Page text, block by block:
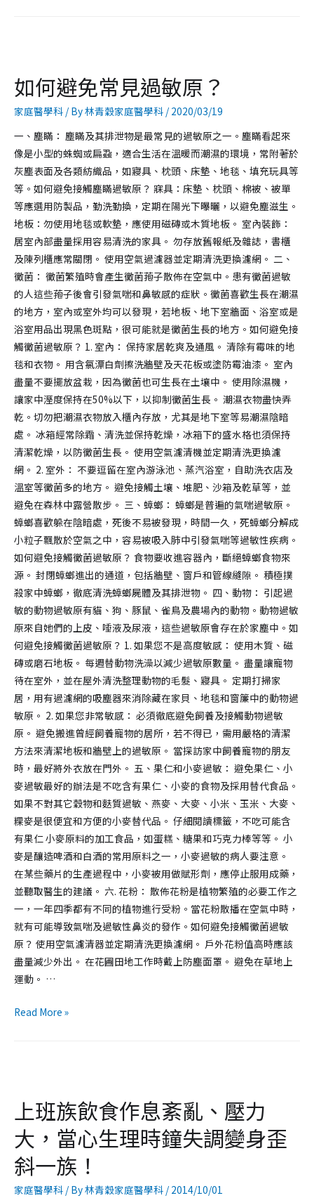
如何避免常見過敏原？
家庭醫學科 / By林青穀家庭醫學科 / 2020/03/19
一、塵瞞： 塵瞞及其排泄物是最常見的過敏原之一。塵瞞看起來
像是小型的蛛蜘或扁蝨，適合生活在溫暖而潮濕的環境，常附著於
灰塵表面及各類紡織品，如寢具、枕頭、床墊、地毯、填充玩具等
等。如何避免接觸塵瞞過敏原？ 寐具：床墊、枕頭、棉被、被單
等應選用防製品，勤洗勤換，定期在陽光下曝曬，以避免塵滋生。
地板：勿使用地毯或軟墊，應使用磁磚或木質地板。 室內裝飾：
居室內部盡量採用容易清洗的家具。 勿存放舊報紙及雜誌，書櫃
及陳列櫃應常關閉。 使用空氣過濾器並定期清洗更換濾網。 二、
黴菌： 黴菌繁殖時會產生黴菌菢子散佈在空氣中。患有黴菌過敏
的人這些菢子後會引發氣喘和鼻敏感的症狀。黴菌喜歡生長在潮濕
的地方，室內或室外均可以發現，若地板、地下室牆面、浴室或是
浴室用品出現黑色斑點，很可能就是黴菌生長的地方。如何避免接
觸黴菌過敏原？ 1. 室內： 保持家居乾爽及通風。 清除有霉味的地
毯和衣物。 用含氯漂白劑擦洗牆壁及天花板或塗防霉油漆。 室內
盡量不要擺放盆栽，因為黴菌也可生長在土壤中。 使用除濕機，
讓家中溼度保持在50%以下，以抑制黴菌生長。 潮濕衣物盡快弄
乾。切勿把潮濕衣物放入櫃內存放，尤其是地下室等易潮濕陰暗
處。 冰箱經常除霜、清洗並保持乾燥，冰箱下的盛水格也須保持
清潔乾燥，以防黴菌生長。 使用空氣濾清機並定期清洗更換濾
網。 2. 室外： 不要逗留在室內游泳池、蒸汽浴室，自助洗衣店及
溫室等黴菌多的地方。 避免接觸土壤、堆肥、沙箱及乾草等，並
避免在森林中露營散步。 三、蟑螂： 蟑螂是普遍的氣喘過敏原。
蟑螂喜歡躲在陰暗處，死後不易被發現，時間一久，死蟑螂分解成
小粒子飄散於空氣之中，容易被吸入肺中引發氣喘等過敏性疾病。
如何避免接觸黴菌過敏原？ 食物要收進容器內，斷絕蟑螂食物來
源。 封閉蟑螂進出的通道，包括牆壁、窗戶和管線縫隙。 積極撲
殺家中蟑螂，徹底清洗蟑螂屍體及其排泄物。 四、動物： 引起過
敏的動物過敏原有貓、狗、豚鼠、雀鳥及農場內的動物。動物過敏
原來自她們的上皮、唾液及尿液，這些過敏原會存在於家塵中。如
何避免接觸黴菌過敏原？ 1. 如果您不是高度敏感： 使用木質、磁
磚或磨石地板。 每週替動物洗澡以減少過敏原數量。 盡量讓寵物
待在室外，並在屋外清洗整理動物的毛髮、寢具。 定期打掃家
居，用有過濾網的吸塵器來消除藏在家貝、地毯和窗簾中的動物過
敏原。 2. 如果您非常敏感： 必須徹底避免飼養及接觸動物過敏
原。 避免搬進曾經飼養寵物的居所，若不得已，需用嚴格的清潔
方法來清潔地板和牆壁上的過敏原。 當探訪家中飼養寵物的朋友
時，最好將外衣放在門外。 五、果仁和小麥過敏： 避免果仁、小
麥過敏最好的辦法是不吃含有果仁、小麥的食物及採用替代食品。
如果不對其它穀物和麩質過敏、燕麥、大麥、小米、玉米、大麥、
粿麥是很便宜和方便的小麥替代品。 仔細閱讀標籤，不吃可能含
有果仁 小麥原料的加工食品，如蛋糕、糖果和巧克力棒等等。 小
麥是釀造啤酒和白酒的常用原料之一，小麥過敏的病人要注意。
在某些藥片的生產過程中，小麥被用做賦形劑，應停止服用成藥，
並聽取醫生的建議。 六. 花粉： 散佈花粉是植物繁殖的必要工作之
一，一年四季都有不同的植物進行受粉。當花粉散播在空氣中時，
就有可能導致氣喘及過敏性鼻炎的發作。如何避免接觸黴菌過敏
原？ 使用空氣濾清器並定期清洗更換濾網。 戶外花粉值高時應該
盡量減少外出。 在花圃田地工作時戴上防塵面罩。 避免在草地上
運動。 …
Read More »
上班族飲食作息紊亂、壓力
大，當心生理時鐘失調變身歪
斜一族！
家庭醫學科 / By林青穀家庭醫學科 / 2014/10/01